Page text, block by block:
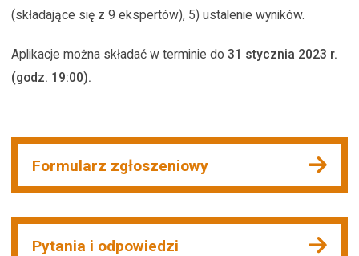
(składające się z 9 ekspertów), 5) ustalenie wyników.
Aplikacje można składać w terminie do 31 stycznia 2023 r.
(godz. 19:00).
Formularz zgłoszeniowy
Pytania i odpowiedzi